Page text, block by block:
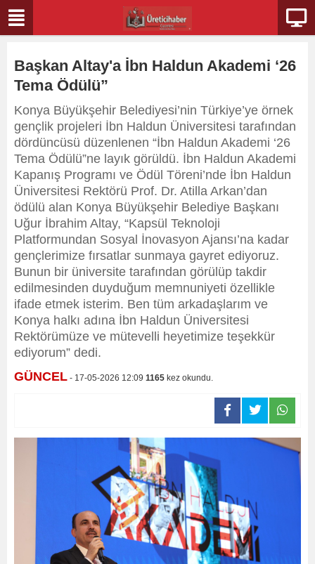
Başkan Altay'a İbn Haldun Akademi ‘26
Tema Ödülü”
Konya Büyükşehir Belediyesi’nin Türkiye’ye örnek
gençlik projeleri İbn Haldun Üniversitesi tarafından
dördüncüsü düzenlenen “İbn Haldun Akademi ‘26
Tema Ödülü”ne layık görüldü. İbn Haldun Akademi
Kapanış Programı ve Ödül Töreni’nde İbn Haldun
Üniversitesi Rektörü Prof. Dr. Atilla Arkan’dan
ödülü alan Konya Büyükşehir Belediye Başkanı
Uğur İbrahim Altay, “Kapsül Teknoloji
Platformundan Sosyal İnovasyon Ajansı’na kadar
gençlerimize fırsatlar sunmaya gayret ediyoruz.
Bunun bir üniversite tarafından görülüp takdir
edilmesinden duyduğum memnuniyeti özellikle
ifade etmek isterim. Ben tüm arkadaşlarım ve
Konya halkı adına İbn Haldun Üniversitesi
Rektörümüze ve mütevelli heyetimize teşekkür
ediyorum” dedi.
GÜNCEL - 17-05-2026 12:09 1165 kez okundu.